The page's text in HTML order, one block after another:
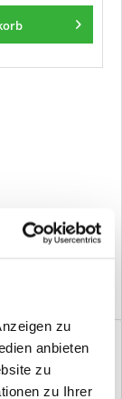
zu
anbieten
zu
zu Ihrer
und